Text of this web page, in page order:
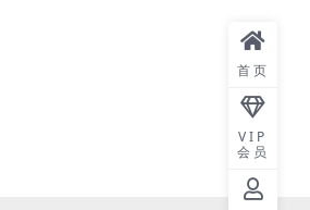
首页
VIP
会员